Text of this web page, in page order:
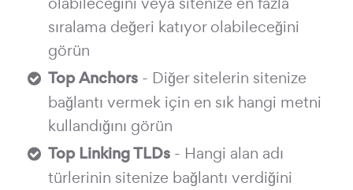
sıralama değeri katıyor olabileceğini
görün
Top Anchors - Diğer sitelerin sitenize
bağlantı vermek için en sık hangi metni
kullandığını görün
Top Linking TLDs - Hangi alan adı
türlerinin sitenize bağlantı verdiğini